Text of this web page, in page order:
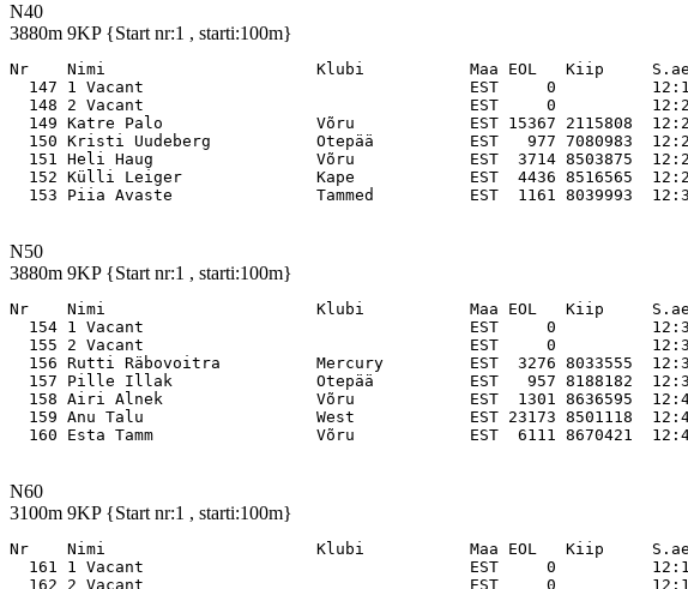
N40
3880m 9KP {Start nr:1 , starti:100m}
Nr    Nimi                      Klubi           Maa EOL   Kiip
147 1 Vacant                                  EST     0
148 2 Vacant                                  EST     0
149 Katre Palo                Võru            EST 15367 2115808
150 Kristi Uudeberg           Otepää          EST   977 7080983
151 Heli Haug                 Võru            EST  3714 8503875
152 Külli Leiger              Kape            EST  4436 8516565
N50
3880m 9KP {Start nr:1 , starti:100m}
Nr    Nimi                      Klubi           Maa EOL   Kiip
154 1 Vacant                                  EST     0
155 2 Vacant                                  EST     0
156 Rutti Räbovoitra          Mercury         EST  3276 8033555
157 Pille Illak               Otepää          EST   957 8188182
158 Airi Alnek                Võru            EST  1301 8636595
159 Anu Talu                  West            EST 23173 8501118
N60
3100m 9KP {Start nr:1 , starti:100m}
Nr    Nimi                      Klubi           Maa EOL   Kiip
161 1 Vacant                                  EST     0
162 2 Vacant                                  EST     0